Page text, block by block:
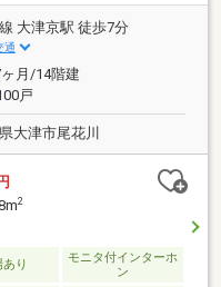
大津京駅 徒歩7分
通
月/14階建
戸
大津市尾花川
2
り
モニタ付インターホ
ン